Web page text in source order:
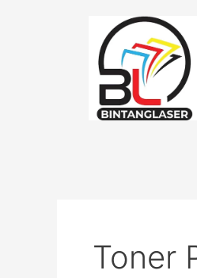
Toner